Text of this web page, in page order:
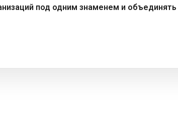
под одним знаменем и объединять